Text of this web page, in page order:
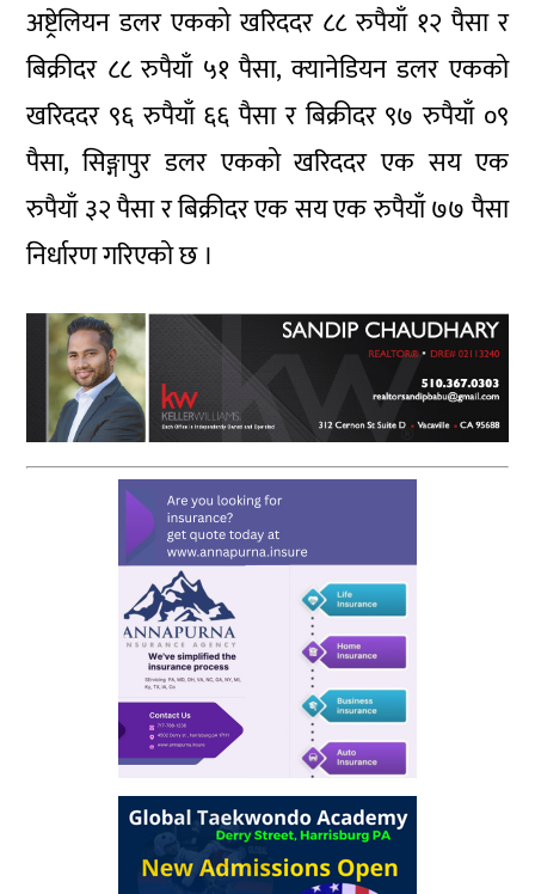
अष्ट्रेलियन डलर एकको खरिददर ८८ रुपैयाँ १२ पैसा र
बिक्रीदर ८८ रुपैयाँ ५१ पैसा, क्यानेडियन डलर एकको
खरिददर ९६ रुपैयाँ ६६ पैसा र बिक्रीदर ९७ रुपैयाँ ०९
पैसा, सिङ्गापुर डलर एकको खरिददर एक सय एक
रुपैयाँ ३२ पैसा र बिक्रीदर एक सय एक रुपैयाँ ७७ पैसा
निर्धारण गरिएको छ ।